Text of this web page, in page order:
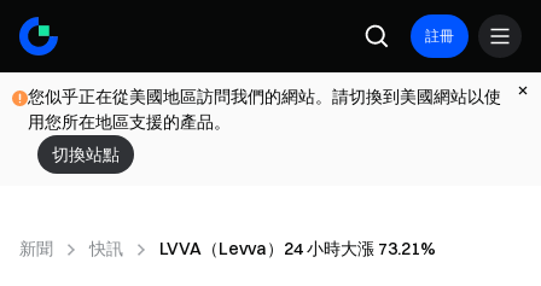
註冊
您似乎正在從美國地區訪問我們的網站。請切換到美國網站以使
用您所在地區支援的產品。
切換站點
新聞 快訊 LVVA（Levva）24 小時大漲 73.21%